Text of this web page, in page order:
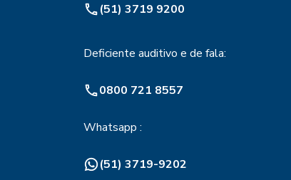
(51) 3719 9200
Deficiente auditivo e de fala:
0800 721 8557
Whatsapp :
(51) 3719-9202